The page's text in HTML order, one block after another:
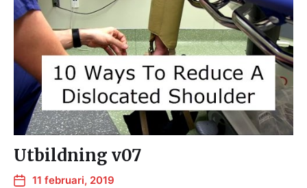
Utbildning v07
11 februari, 2019